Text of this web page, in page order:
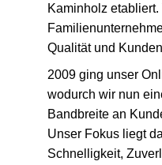
Kaminholz
Qualität und
2009 ging unser
wodurch wir nun
Bandbreite an
Unser Fokus liegt
Schnelligkeit,